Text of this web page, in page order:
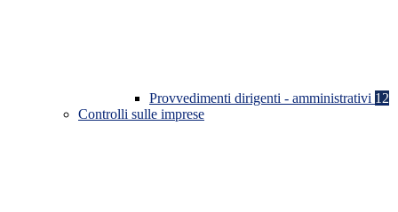
Provvedimenti dirigenti - amministrativi 12
Controlli sulle imprese